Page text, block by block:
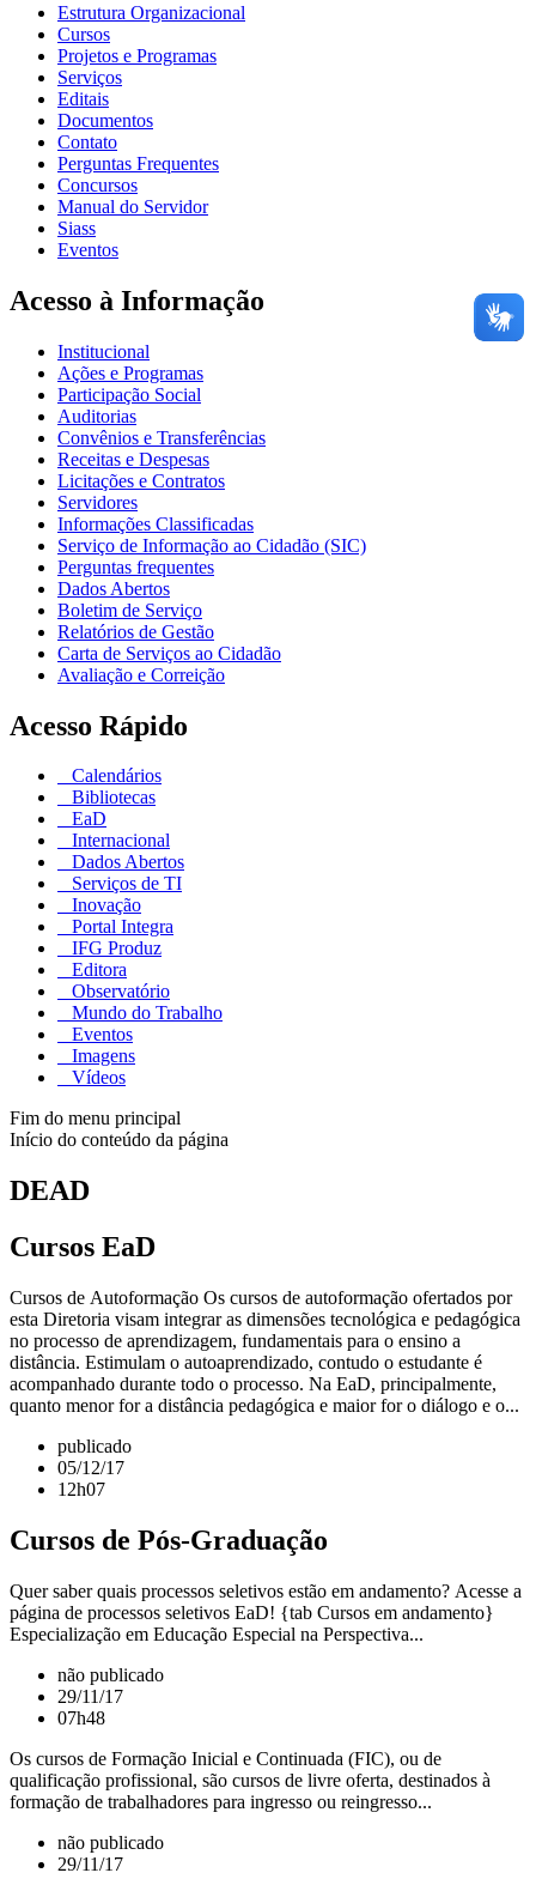
Estrutura Organizacional
Cursos
Projetos e Programas
Serviços
Editais
Documentos
Contato
Perguntas Frequentes
Concursos
Manual do Servidor
Siass
Eventos
Acesso à Informação
Institucional
Ações e Programas
Participação Social
Auditorias
Convênios e Transferências
Receitas e Despesas
Licitações e Contratos
Servidores
Informações Classificadas
Serviço de Informação ao Cidadão (SIC)
Perguntas frequentes
Dados Abertos
Boletim de Serviço
Relatórios de Gestão
Carta de Serviços ao Cidadão
Avaliação e Correição
Acesso Rápido
Calendários
Bibliotecas
EaD
Internacional
Dados Abertos
Serviços de TI
Inovação
Portal Integra
IFG Produz
Editora
Observatório
Mundo do Trabalho
Eventos
Imagens
Vídeos
Fim do menu principal
Início do conteúdo da página
DEAD
Cursos EaD
Cursos de Autoformação Os cursos de autoformação ofertados por
esta Diretoria visam integrar as dimensões tecnológica e pedagógica
no processo de aprendizagem, fundamentais para o ensino a
distância. Estimulam o autoaprendizado, contudo o estudante é
acompanhado durante todo o processo. Na EaD, principalmente,
quanto menor for a distância pedagógica e maior for o diálogo e o...
publicado
05/12/17
12h07
Cursos de Pós-Graduação
Quer saber quais processos seletivos estão em andamento? Acesse a
página de processos seletivos EaD! {tab Cursos em andamento}
Especialização em Educação Especial na Perspectiva...
não publicado
29/11/17
07h48
Os cursos de Formação Inicial e Continuada (FIC), ou de
qualificação profissional, são cursos de livre oferta, destinados à
formação de trabalhadores para ingresso ou reingresso...
não publicado
29/11/17